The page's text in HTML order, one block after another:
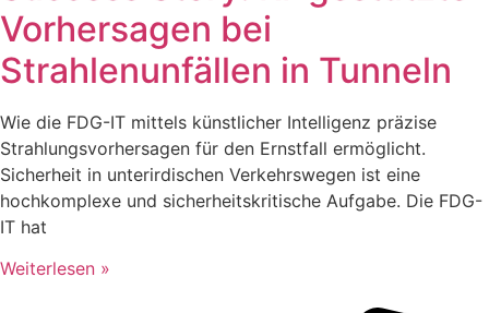
Vorhersagen bei
Strahlenunfällen in Tunneln
Wie die FDG-IT mittels künstlicher Intelligenz präzise
Strahlungsvorhersagen für den Ernstfall ermöglicht.
Sicherheit in unterirdischen Verkehrswegen ist eine
hochkomplexe und sicherheitskritische Aufgabe. Die FDG-
IT hat
Weiterlesen »